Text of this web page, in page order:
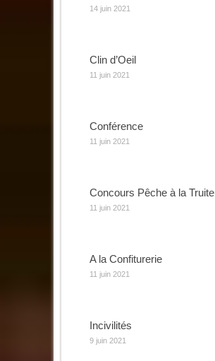
14 juin 2021
Clin d’Oeil
11 juin 2021
Conférence
11 juin 2021
Concours Pêche à la Truite
11 juin 2021
A la Confiturerie
11 juin 2021
Incivilités
9 juin 2021